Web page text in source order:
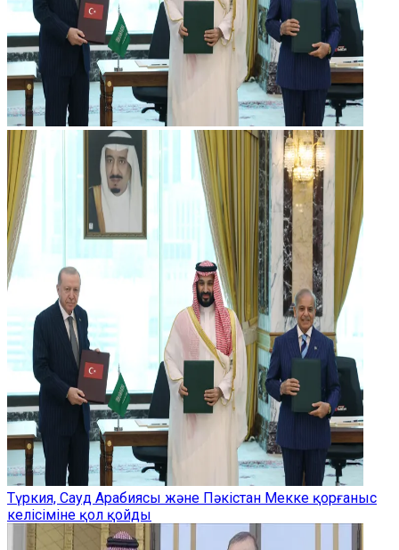
Түркия, Сауд Арабиясы және Пәкістан Мекке қорғаныс
келісіміне қол қойды